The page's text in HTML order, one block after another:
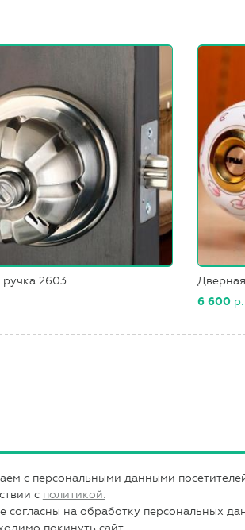
2603
6 600 р.
с персональными данными
с политикой.
согласны на обработку персональных